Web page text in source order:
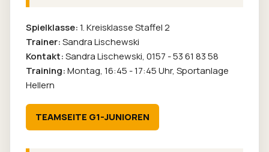
Spielklasse:1. Kreisklasse Staffel 2
Trainer:Sandra Lischewski
Kontakt:Sandra Lischewski, 0157 - 53 61 83 58
Training:Montag, 16:45 - 17:45 Uhr, Sportanlage
Hellern
TEAMSEITE G1-JUNIOREN